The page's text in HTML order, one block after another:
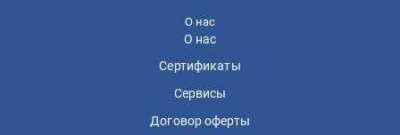
О нас
О нас
Сертификаты
Сервисы
Договор оферты